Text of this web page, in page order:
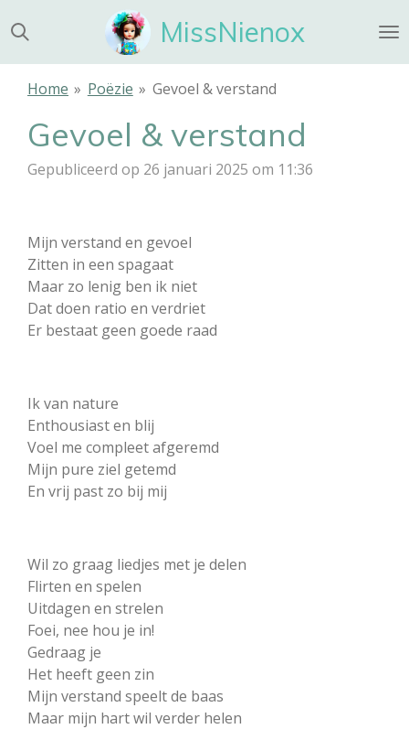
direct
naar
MissNienox
Home » Poëzie » Gevoel & verstand
Gevoel & verstand
Gepubliceerd op 26 januari 2025 om 11:36
Mijn verstand en gevoel
Zitten in een spagaat
Maar zo lenig ben ik niet
Dat doen ratio en verdriet
Er bestaat geen goede raad
Ik van nature
Enthousiast en blij
Voel me compleet afgeremd
Mijn pure ziel getemd
En vrij past zo bij mij
Wil zo graag liedjes met je delen
Flirten en spelen
Uitdagen en strelen
Foei, nee hou je in!
Gedraag je
Het heeft geen zin
Mijn verstand speelt de baas
Maar mijn hart wil verder helen